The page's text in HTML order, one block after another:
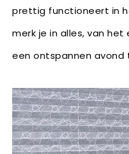
prettig functioneert in
merk je in alles, van
een ontspannen avond